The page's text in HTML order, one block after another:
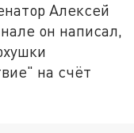
Алексей
он написал,
на счёт